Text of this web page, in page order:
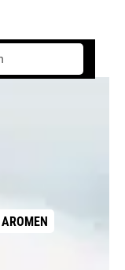
AROMEN